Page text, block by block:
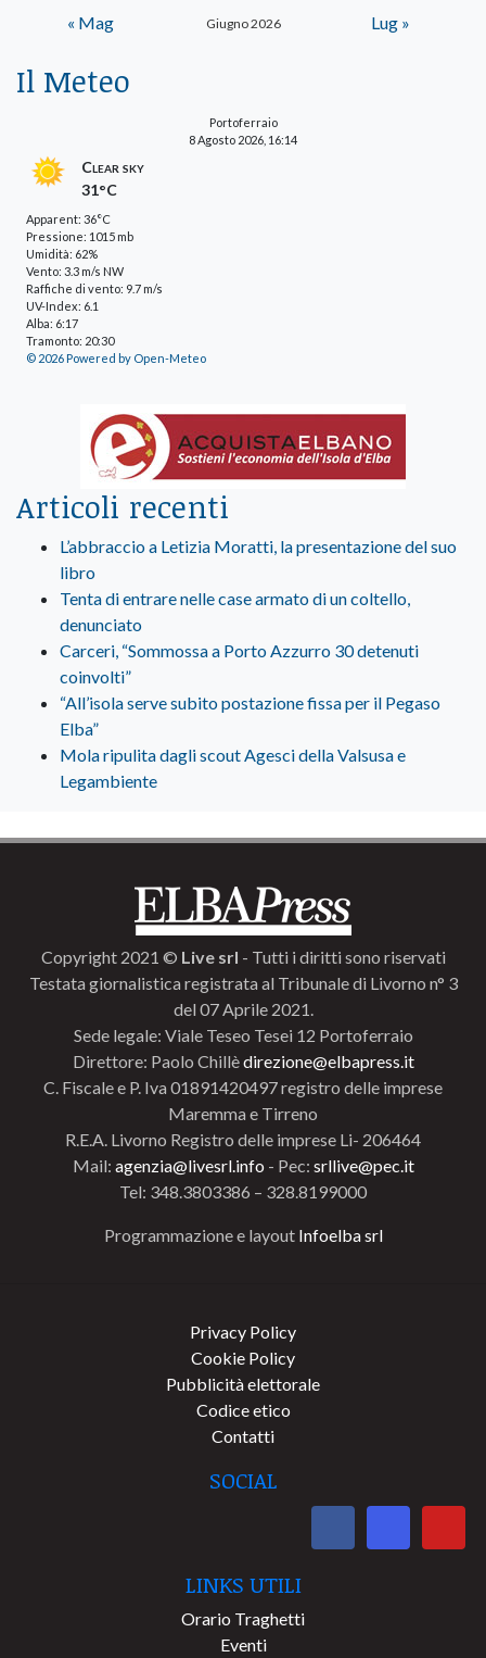
Giugno 2026
« Mag Lug »
Il Meteo
Portoferraio
8 Agosto 2026, 16:14
Clear sky
31°C
Apparent: 36°C
Pressione: 1015 mb
Umidità: 62%
Vento: 3.3 m/s NW
Raffiche di vento: 9.7 m/s
UV-Index: 6.1
Alba: 6:17
Tramonto: 20:30
© 2026 Powered by Open-Meteo
Articoli recenti
L’abbraccio a Letizia Moratti, la presentazione del suo
libro
Tenta di entrare nelle case armato di un coltello,
denunciato
Carceri, “Sommossa a Porto Azzurro 30 detenuti
coinvolti”
“All’isola serve subito postazione fissa per il Pegaso
Elba”
Mola ripulita dagli scout Agesci della Valsusa e
Legambiente
Copyright 2021 © Live srl - Tutti i diritti sono riservati
Testata giornalistica registrata al Tribunale di Livorno n° 3
del 07 Aprile 2021.
Sede legale: Viale Teseo Tesei 12 Portoferraio
Direttore: Paolo Chillèdirezione@elbapress.it
C. Fiscale e P. Iva 01891420497 registro delle imprese
Maremma e Tirreno
R.E.A. Livorno Registro delle imprese Li- 206464
Mail: agenzia@livesrl.info - Pec: srllive@pec.it
Tel: 348.3803386 – 328.8199000
Programmazione e layout Infoelba srl
Privacy Policy
Cookie Policy
Pubblicità elettorale
Codice etico
Contatti
SOCIAL
LINKS UTILI
Orario Traghetti
Eventi